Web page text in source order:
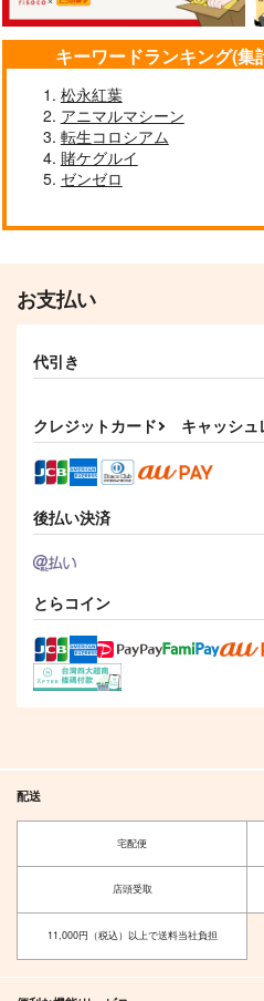
ぶちあげアップデー
ト！3
Rolling Contact
1,430 円（税込）
紅美鈴８
東方インストEDM14
SPACELECTRO
2,357円（税込）
サンプル
キーワードランキング(
松永紅葉
アニマルマシーン
転生コロシアム
賭ケグルイ
ゼンゼロ
お支払い
代引き
クレジットカード キャッシュ
後払い決済
とらコイン
配送
宅配便
店頭受取
11,000円（税込）以上で送料当社負担